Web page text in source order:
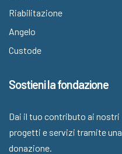
Riabilitazione
Angelo
Custode
Sostieni la fondazione
Dai il tuo contributo ai nostri
progetti e servizi tramite una
donazione.